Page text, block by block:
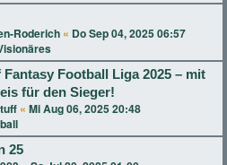
Roderich « Do Sep 04, 2025 06:57
Football Liga 2025 – mit
für den Sieger!
« Mi Aug 06, 2025 20:48
25